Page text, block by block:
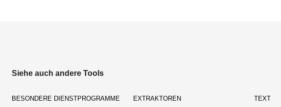
Siehe auch andere Tools
BESONDERE DIENSTPROGRAMME EXTRAKTOREN TEXT